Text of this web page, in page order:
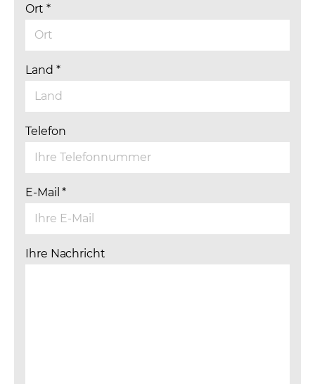
Ort *
Land *
Telefon
E-Mail*
Ihre Nachricht